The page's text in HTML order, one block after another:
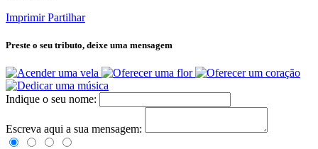
Imprimir Partilhar
Preste o seu tributo, deixe uma mensagem
Indique o seu nome:
Escreva aqui a sua mensagem: